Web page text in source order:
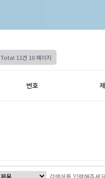
Total 11건 10 페이지
번호